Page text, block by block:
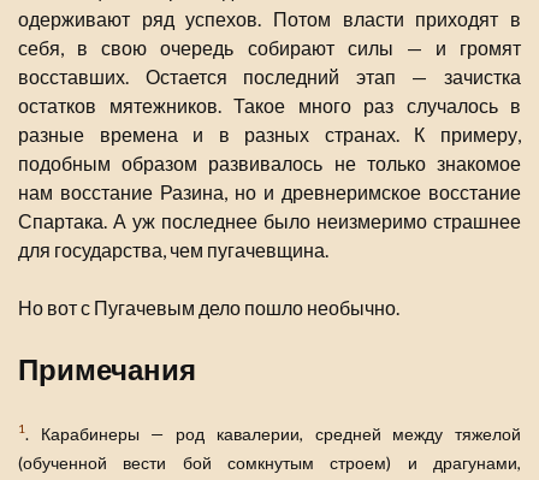
одерживают ряд успехов. Потом власти приходят в
себя, в свою очередь собирают силы — и громят
восставших. Остается последний этап — зачистка
остатков мятежников. Такое много раз случалось в
разные времена и в разных странах. К примеру,
подобным образом развивалось не только знакомое
нам восстание Разина, но и древнеримское восстание
Спартака. А уж последнее было неизмеримо страшнее
для государства, чем пугачевщина.
Но вот с Пугачевым дело пошло необычно.
Примечания
1. Карабинеры — род кавалерии, средней между тяжелой
(обученной вести бой сомкнутым строем) и драгунами,